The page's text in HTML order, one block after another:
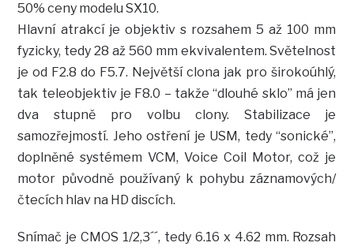
50% ceny modelu SX10.
Hlavní atrakcí je objektiv s rozsahem 5 až 100 mm
fyzicky, tedy 28 až 560 mm ekvivalentem. Světelnost
je od F2.8 do F5.7. Největší clona jak pro širokoúhlý,
tak teleobjektiv je F8.0 – takže “dlouhé sklo” má jen
dva stupně pro volbu clony. Stabilizace je
samozřejmostí. Jeho ostření je USM, tedy “sonické”,
doplněné systémem VCM, Voice Coil Motor, což je
motor původně používaný k pohybu záznamových/
čtecích hlav na HD discích.
Snímač je CMOS 1/2,3´´, tedy 6.16 x 4.62 mm. Rozsah